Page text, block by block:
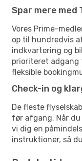
Spar mere med
Vores Prime-
op til hundredvis
indkvartering og
prioriteret adgang
fleksible
Check-in og
De fleste
før afgang. Når du
vi dig en
instruktioner, så